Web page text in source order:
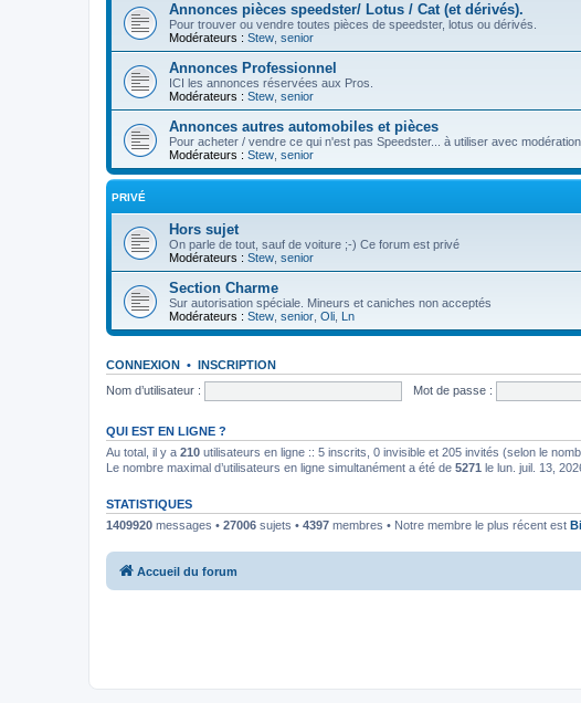
Annonces pièces speedster/ Lotus / Cat (et dérivés).
Pour trouver ou vendre toutes pièces de speedster, lotus ou dérivés.
Modérateurs : Stew senior
Annonces Professionnel
ICI les annonces réservées aux Pros.
Modérateurs : Stew senior
Annonces autres automobiles et pièces
Pour acheter / vendre ce qui n'est pas Speedster... à utiliser avec
Modérateurs : Stew senior
PRIVÉ
Hors sujet
On parle de tout, sauf de voiture ;-) Ce forum est privé
Modérateurs : Stew senior
Section Charme
Sur autorisation spéciale. Mineurs et caniches non acceptés
Modérateurs : Stew senior Oli Ln
CONNEXION • INSCRIPTION
Nom d’utilisateur :
Mot de passe :
QUI EST EN LIGNE ?
Au total, il y a 210 utilisateurs en ligne :: 5 inscrits, 0 invisible et 205 invités (selon le
Le nombre maximal d’utilisateurs en ligne simultanément a été de 5271 le lun. juil. 13,
STATISTIQUES
1409920 messages • 27006 sujets • 4397 membres • Notre membre le plus récent est
Accueil du forum